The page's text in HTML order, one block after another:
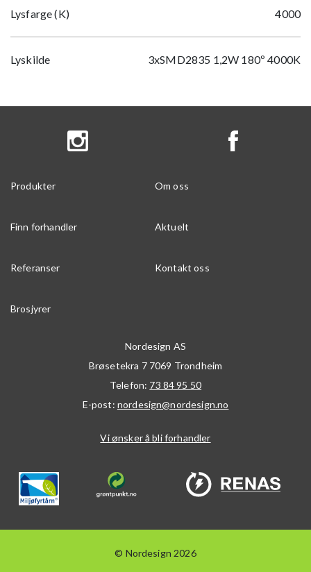
Lysfarge (K) 4000
Lyskilde 3xSMD2835 1,2W 180º 4000K
Produkter Om oss
Finn forhandler Aktuelt
Referanser Kontakt oss
Brosjyrer
Nordesign AS
Brøsetekra 7 7069 Trondheim
Telefon: 73 84 95 50
E-post: nordesign@nordesign.no
Vi ønsker å bli forhandler
© Nordesign 2026